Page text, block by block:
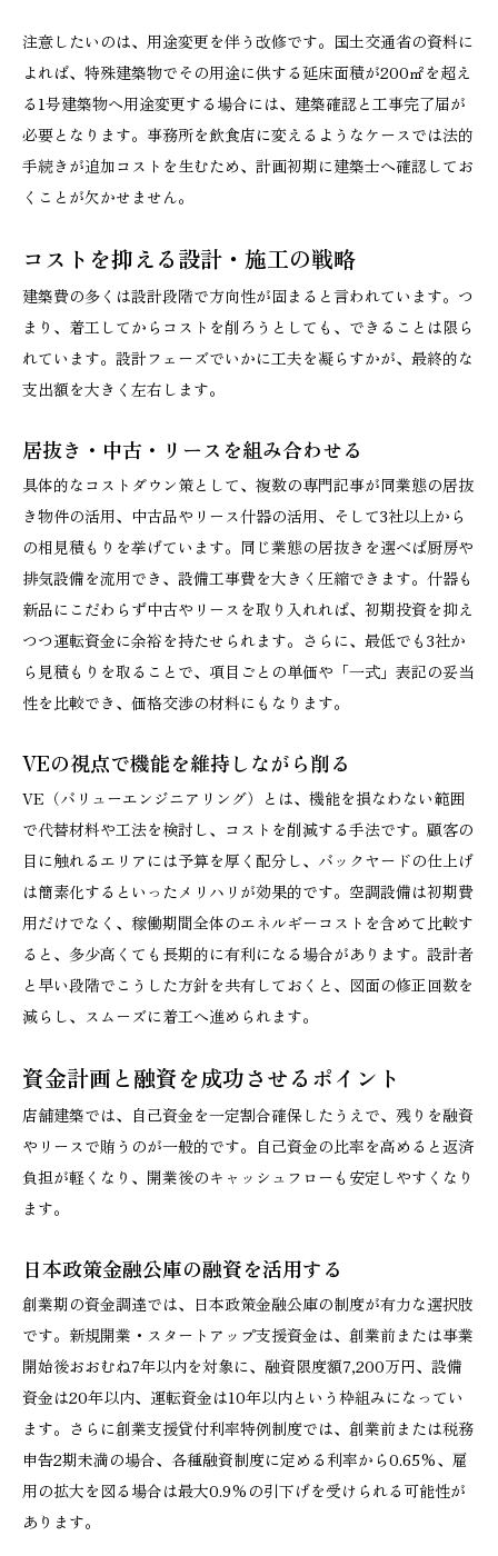
注意したいのは、用途変更を伴う改修です。国土交通省の資料に
よれば、特殊建築物でその用途に供する延床面積が200㎡を超え
る1号建築物へ用途変更する場合には、建築確認と工事完了届が
必要となります。事務所を飲食店に変えるようなケースでは法的
手続きが追加コストを生むため、計画初期に建築士へ確認してお
くことが欠かせません。
コストを抑える設計・施工の戦略
建築費の多くは設計段階で方向性が固まると言われています。つ
まり、着工してからコストを削ろうとしても、できることは限ら
れています。設計フェーズでいかに工夫を凝らすかが、最終的な
支出額を大きく左右します。
居抜き・中古・リースを組み合わせる
具体的なコストダウン策として、複数の専門記事が同業態の居抜
き物件の活用、中古品やリース什器の活用、そして3社以上から
の相見積もりを挙げています。同じ業態の居抜きを選べば厨房や
排気設備を流用でき、設備工事費を大きく圧縮できます。什器も
新品にこだわらず中古やリースを取り入れれば、初期投資を抑え
つつ運転資金に余裕を持たせられます。さらに、最低でも3社か
ら見積もりを取ることで、項目ごとの単価や「一式」表記の妥当
性を比較でき、価格交渉の材料にもなります。
VEの視点で機能を維持しながら削る
VE（バリューエンジニアリング）とは、機能を損なわない範囲
で代替材料や工法を検討し、コストを削減する手法です。顧客の
目に触れるエリアには予算を厚く配分し、バックヤードの仕上げ
は簡素化するといったメリハリが効果的です。空調設備は初期費
用だけでなく、稼働期間全体のエネルギーコストを含めて比較す
ると、多少高くても長期的に有利になる場合があります。設計者
と早い段階でこうした方針を共有しておくと、図面の修正回数を
減らし、スムーズに着工へ進められます。
資金計画と融資を成功させるポイント
店舗建築では、自己資金を一定割合確保したうえで、残りを融資
やリースで賄うのが一般的です。自己資金の比率を高めると返済
負担が軽くなり、開業後のキャッシュフローも安定しやすくなり
ます。
日本政策金融公庫の融資を活用する
創業期の資金調達では、日本政策金融公庫の制度が有力な選択肢
です。新規開業・スタートアップ支援資金は、創業前または事業
開始後おおむね7年以内を対象に、融資限度額7,200万円、設備
資金は20年以内、運転資金は10年以内という枠組みになってい
ます。さらに創業支援貸付利率特例制度では、創業前または税務
申告2期未満の場合、各種融資制度に定める利率から0.65%、雇
用の拡大を図る場合は最大0.9%の引下げを受けられる可能性が
あります。